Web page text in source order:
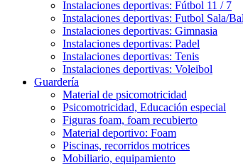
Instalaciones deportivas: Fútbol 11 / 7
Instalaciones deportivas: Futbol Sala/
Instalaciones deportivas: Gimnasia
Instalaciones deportivas: Padel
Instalaciones deportivas: Tenis
Instalaciones deportivas: Voleibol
Guardería
Material de psicomotricidad
Psicomotricidad, Educación especial
Figuras foam, foam recubierto
Material deportivo: Foam
Piscinas, recorridos motrices
Mobiliario, equipamiento